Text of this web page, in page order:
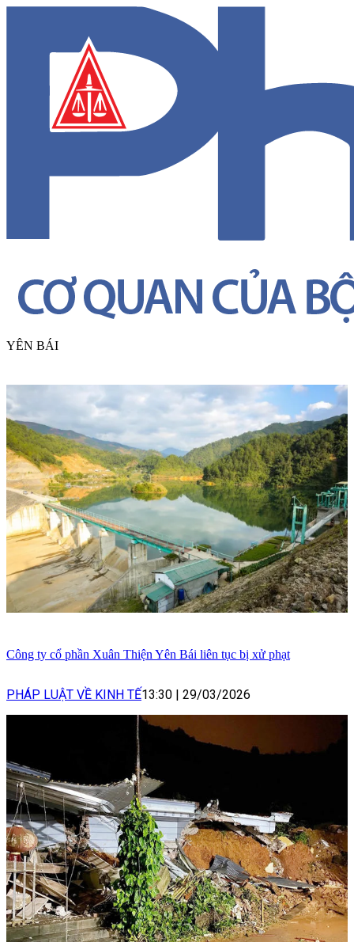
YÊN BÁI
Công ty cổ phần Xuân Thiện Yên Bái liên tục bị xử phạt
PHÁP LUẬT VỀ KINH TẾ13:30 | 29/03/2026